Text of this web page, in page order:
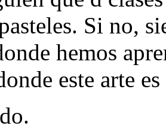
Si no,
hemos
este arte